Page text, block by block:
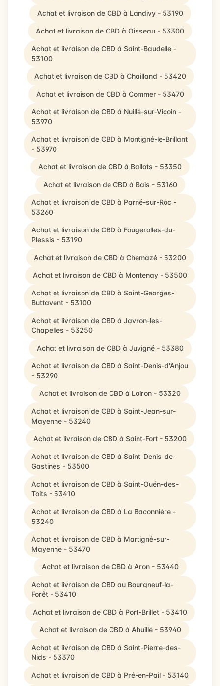
Achat et livraison de CBD à Landivy - 53190
Achat et livraison de CBD à Oisseau - 53300
Achat et livraison de CBD à Saint-Baudelle -
53100
Achat et livraison de CBD à Chailland - 53420
Achat et livraison de CBD à Commer - 53470
Achat et livraison de CBD à Nuillé-sur-Vicoin -
53970
Achat et livraison de CBD à Montigné-le-Brillant
- 53970
Achat et livraison de CBD à Ballots - 53350
Achat et livraison de CBD à Bais - 53160
Achat et livraison de CBD à Parné-sur-Roc -
53260
Achat et livraison de CBD à Fougerolles-du-
Plessis - 53190
Achat et livraison de CBD à Chemazé - 53200
Achat et livraison de CBD à Montenay - 53500
Achat et livraison de CBD à Saint-Georges-
Buttavent - 53100
Achat et livraison de CBD à Javron-les-
Chapelles - 53250
Achat et livraison de CBD à Juvigné - 53380
Achat et livraison de CBD à Saint-Denis-d'Anjou
- 53290
Achat et livraison de CBD à Loiron - 53320
Achat et livraison de CBD à Saint-Jean-sur-
Mayenne - 53240
Achat et livraison de CBD à Saint-Fort - 53200
Achat et livraison de CBD à Saint-Denis-de-
Gastines - 53500
Achat et livraison de CBD à Saint-Ouën-des-
Toits - 53410
Achat et livraison de CBD à La Baconnière -
53240
Achat et livraison de CBD à Martigné-sur-
Mayenne - 53470
Achat et livraison de CBD à Aron - 53440
Achat et livraison de CBD au Bourgneuf-la-
Forêt - 53410
Achat et livraison de CBD à Port-Brillet - 53410
Achat et livraison de CBD à Ahuillé - 53940
Achat et livraison de CBD à Saint-Pierre-des-
Nids - 53370
Achat et livraison de CBD à Pré-en-Pail - 53140